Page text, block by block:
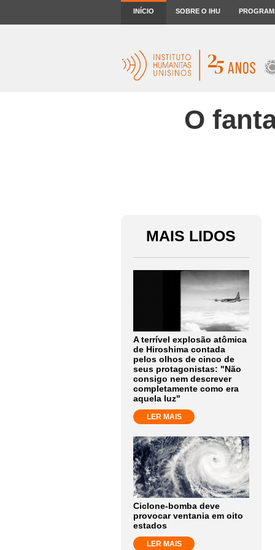
INÍCIO SOBRE O IHU
O
MAIS LIDOS
A terrível explosão atômica
de Hiroshima contada
pelos olhos de cinco de
seus protagonistas: "Não
consigo nem descrever
completamente como era
aquela luz"
LER MAIS
Ciclone-bomba deve
provocar ventania em oito
estados
LER MAIS